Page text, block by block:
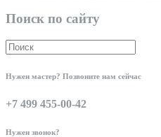
Поиск по сайту
Нужен мастер? Позвоните нам сейчас
+7 499 455-00-42
Нужен звонок?